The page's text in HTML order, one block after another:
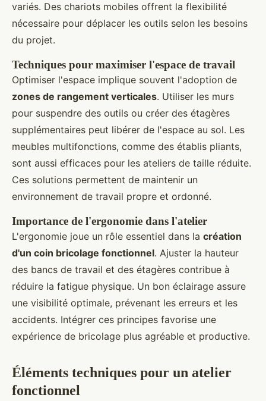
variés. Des chariots mobiles offrent la flexibilité
nécessaire pour déplacer les outils selon les besoins
du projet.
Techniques pour maximiser l'espace de travail
Optimiser l'espace implique souvent l'adoption de
zones de rangement verticales. Utiliser les murs
pour suspendre des outils ou créer des étagères
supplémentaires peut libérer de l'espace au sol. Les
meubles multifonctions, comme des établis pliants,
sont aussi efficaces pour les ateliers de taille réduite.
Ces solutions permettent de maintenir un
environnement de travail propre et ordonné.
Importance de l'ergonomie dans l'atelier
L'ergonomie joue un rôle essentiel dans la création
d'un coin bricolage fonctionnel. Ajuster la hauteur
des bancs de travail et des étagères contribue à
réduire la fatigue physique. Un bon éclairage assure
une visibilité optimale, prévenant les erreurs et les
accidents. Intégrer ces principes favorise une
expérience de bricolage plus agréable et productive.
Éléments techniques pour un atelier
fonctionnel